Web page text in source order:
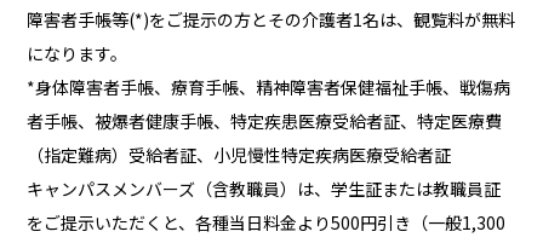
障害者手帳等(*)をご提示の方とその介護者1名は、観覧料が無料
になります。
*身体障害者手帳、療育手帳、精神障害者保健福祉手帳、戦傷病
者手帳、被爆者健康手帳、特定疾患医療受給者証、特定医療費
（指定難病）受給者証、小児慢性特定疾病医療受給者証
キャンパスメンバーズ（含教職員） は、学生証または教職員証
をご提示いただくと、各種当日料金より500円引き（一般1,300